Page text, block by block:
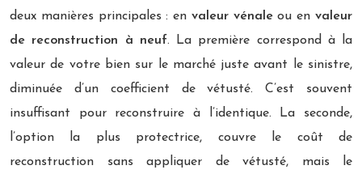
deux manières principales : en valeur vénaleou envaleur
de reconstruction à neuf. La première correspond à la
valeur de votre bien sur le marché juste avant le sinistre,
diminuée d’un coefficient de vétusté. C’est souvent
insuffisant pour reconstruire à l’identique. La seconde,
l’option la plus protectrice, couvre le coût de
reconstruction sans appliquer de vétusté, mais le